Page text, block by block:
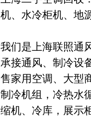
机、水冷柜机、地
我们是上海联照通
承接通风、制冷设
售家用空调、大型
制冷机组，冷热水
缩机、冷库，展示